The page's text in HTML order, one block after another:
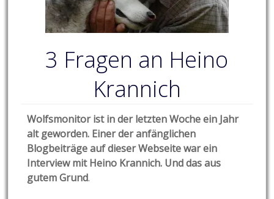
3 Fragen an Heino
Krannich
Wolfsmonitor ist in der letzten Woche ein Jahr
alt geworden. Einer der anfänglichen
Blogbeiträge auf dieser Webseite war ein
Interview mit Heino Krannich. Und das aus
gutem Grund.